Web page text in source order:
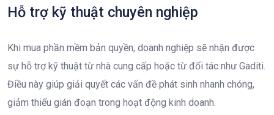
Hỗ trợ kỹ thuật chuyên nghiệp
Khi mua phần mềm bản quyền, doanh nghiệp sẽ nhận được
sự hỗ trợ kỹ thuật từ nhà cung cấp hoặc từ đối tác như Gaditi.
Điều này giúp giải quyết các vấn đề phát sinh nhanh chóng,
giảm thiểu gián đoạn trong hoạt động kinh doanh.